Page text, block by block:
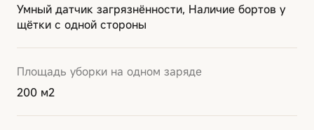
Умный датчик загрязнённости, Наличие бортов у
щётки с одной стороны
Площадь уборки на одном заряде
200 м2